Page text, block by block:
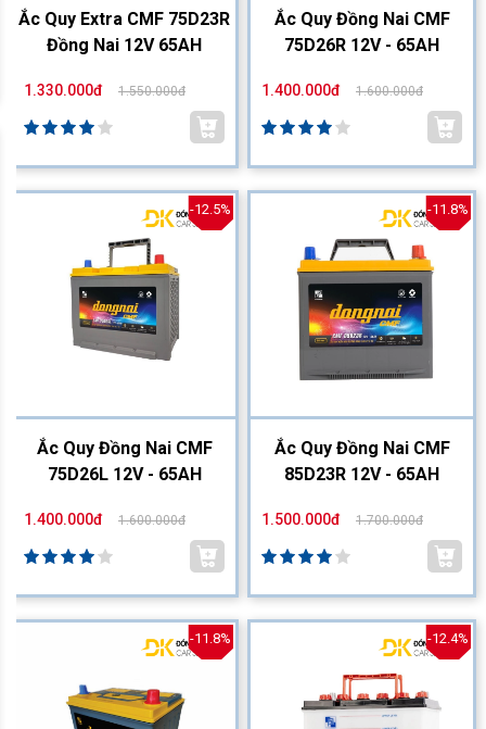
Ắc Quy Extra CMF 75D23R
Đồng Nai 12V 65AH
1.330.000đ 1.550.000đ
Ắc Quy Đồng Nai CMF
75D26R 12V - 65AH
1.400.000đ 1.600.000đ
-12.5%
Ắc Quy Đồng Nai CMF
75D26L 12V - 65AH
1.400.000đ 1.600.000đ
-11.8%
Ắc Quy Đồng Nai CMF
85D23R 12V - 65AH
1.500.000đ 1.700.000đ
-11.8% -12.4%